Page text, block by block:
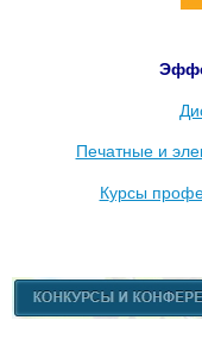
Печатные и
Курсы